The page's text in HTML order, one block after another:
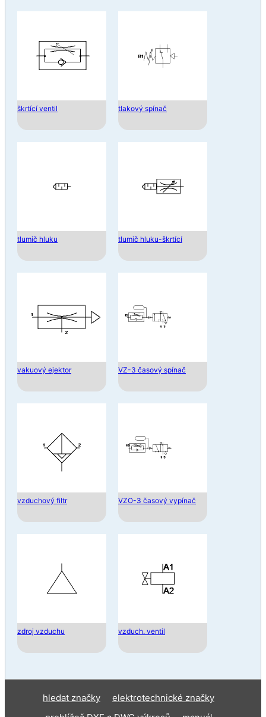
škrtící ventil tlakový spínač
tlumič hluku tlumič hluku-škrtící
vakuový ejektor VZ-3 časový spínač
vzduchový filtr VZO-3 časový vypínač
zdroj vzduchu vzduch. ventil
hledat značky
elektrotechnické značky